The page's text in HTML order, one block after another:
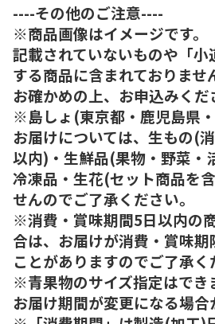
----その他のご注意----
※商品画像はイメージです。
記載されていないものや「小
する商品に含まれておりませ
お確かめの上、お申込みくだ
※島しょ(東京都・鹿児島県
お届けについては、生もの(
以内)・生鮮品(果物・野菜・
冷凍品・生花(セット商品を
せんのでご了承ください。
※消費・賞味期間5日以内の
合は、お届けが消費・賞味
ことがありますのでご了承く
※青果物のサイズ指定はでき
お届け期間が変更になる場合